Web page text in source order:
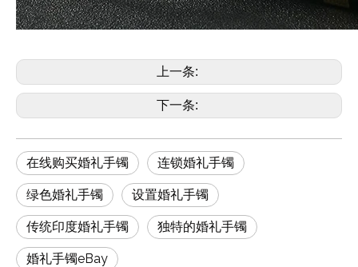
上一条:
下一条:
在线购买婚礼手镯 连锁婚礼手镯
绿色婚礼手镯 设置婚礼手镯
传统印度婚礼手镯 独特的婚礼手镯
婚礼手镯eBay